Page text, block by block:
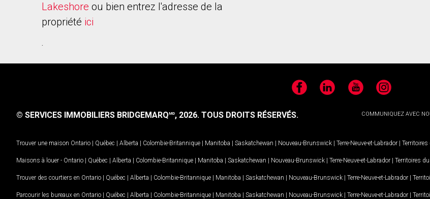
Lakeshore ou bien entrez l'adresse de la
propriété ici
.
FacebookLinkedIn YouTubeInstagram
COMMUNIQUEZ AVEC
© SERVICES IMMOBILIERS BRIDGEMARQMD, 2026. TOUS DROITS RÉSERVÉS.
Trouver une maison Ontario | Québec | Alberta | Colombie-Britannique | Manitoba | Saskatchewan | Nouveau-Brunswick | Terre-Neuve-et-Labrador |
Maisons à louer - Ontario | Québec | Alberta | Colombie-Britannique | Manitoba | Saskatchewan | Nouveau-Brunswick | Terre-Neuve-et-Labrador | Territoires
Trouver des courtiers en Ontario | Québec | Alberta | Colombie-Britannique | Manitoba | Saskatchewan | Nouveau-Brunswick | Terre-Neuve-et-Labrador |
Parcourir les bureaux en Ontario | Québec | Alberta | Colombie-Britannique | Manitoba | Saskatchewan | Nouveau-Brunswick | Terre-Neuve-et-Labrador |